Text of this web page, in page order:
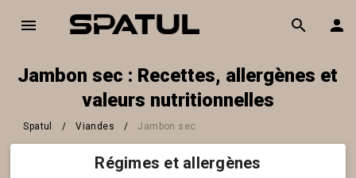
Jambon sec : Recettes, allergènes et
valeurs nutritionnelles
Spatul / Viandes / Jambon sec
Régimes et allergènes